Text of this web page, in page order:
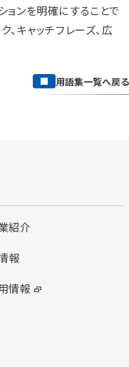
ョンを明確にすることで
キャッチフレーズ、広
用語集一覧へ戻る
紹介
報
情報